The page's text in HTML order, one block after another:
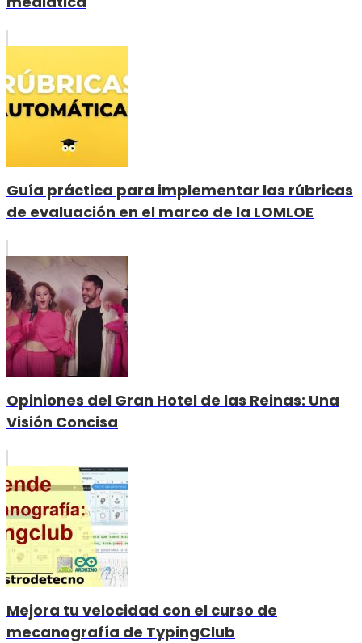
Guía práctica para implementar las rúbricas
de evaluación en el marco de la LOMLOE
Opiniones del Gran Hotel de las Reinas: Una
Visión Concisa
Mejora tu velocidad con el curso de
mecanografía de TypingClub